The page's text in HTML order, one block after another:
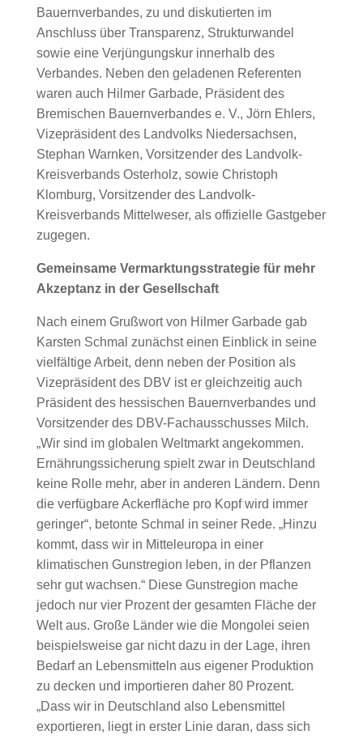
Bauernverbandes, zu und diskutierten im
Anschluss über Transparenz, Strukturwandel
sowie eine Verjüngungskur innerhalb des
Verbandes. Neben den geladenen Referenten
waren auch Hilmer Garbade, Präsident des
Bremischen Bauernverbandes e. V., Jörn Ehlers,
Vizepräsident des Landvolks Niedersachsen,
Stephan Warnken, Vorsitzender des Landvolk-
Kreisverbands Osterholz, sowie Christoph
Klomburg, Vorsitzender des Landvolk-
Kreisverbands Mittelweser, als offizielle Gastgeber
zugegen.
Gemeinsame Vermarktungsstrategie für mehr
Akzeptanz in der Gesellschaft
Nach einem Grußwort von Hilmer Garbade gab
Karsten Schmal zunächst einen Einblick in seine
vielfältige Arbeit, denn neben der Position als
Vizepräsident des DBV ist er gleichzeitig auch
Präsident des hessischen Bauernverbandes und
Vorsitzender des DBV-Fachausschusses Milch.
„Wir sind im globalen Weltmarkt angekommen.
Ernährungssicherung spielt zwar in Deutschland
keine Rolle mehr, aber in anderen Ländern. Denn
die verfügbare Ackerfläche pro Kopf wird immer
geringer“, betonte Schmal in seiner Rede. „Hinzu
kommt, dass wir in Mitteleuropa in einer
klimatischen Gunstregion leben, in der Pflanzen
sehr gut wachsen.“ Diese Gunstregion mache
jedoch nur vier Prozent der gesamten Fläche der
Welt aus. Große Länder wie die Mongolei seien
beispielsweise gar nicht dazu in der Lage, ihren
Bedarf an Lebensmitteln aus eigener Produktion
zu decken und importieren daher 80 Prozent.
„Dass wir in Deutschland also Lebensmittel
exportieren, liegt in erster Linie daran, dass sich